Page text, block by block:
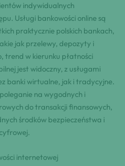
indywidualnych
Usługi bankowości online są
praktycznie polskich bankach,
jak przelewy, depozyty i
trend w kierunku płatności
jest widoczny, z usługami
banki wirtualne, jak i tradycyjne.
na wygodnych i
do transakcji finansowych,
środków bezpieczeństwa i
internetowej